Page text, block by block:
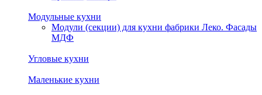
Модульные кухни
Модули (секции) для кухни фабрики Леко. Фасады
МДФ
Угловые кухни
Маленькие кухни